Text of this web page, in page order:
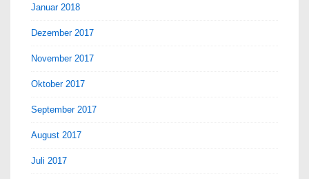
Januar 2018
Dezember 2017
November 2017
Oktober 2017
September 2017
August 2017
Juli 2017